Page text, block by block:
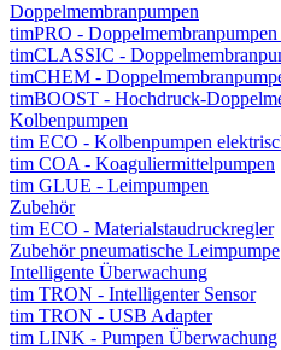
Doppelmembranpumpen
timPRO - Doppelmembranpumpen
timCLASSIC -
timCHEM -
timBOOST - Hochdruck-
Kolbenpumpen
tim ECO - Kolbenpumpen
tim COA - Koaguliermittelpumpen
tim GLUE - Leimpumpen
Zubehör
tim ECO - Materialstaudruckregler
Zubehör pneumatische Leimpumpe
Intelligente Überwachung
tim TRON - Intelligenter Sensor
tim TRON - USB Adapter
tim LINK - Pumpen Überwachung